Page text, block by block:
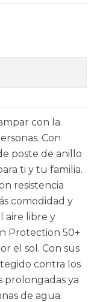
con la
Con
poste de anillo
ti y tu familia.
resistencia
comodidad y
aire libre y
Protection 50+
el sol. Con sus
contra los
prolongadas ya
de agua.